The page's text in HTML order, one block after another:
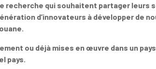
recherche qui souhaitent partager leurs
d’innovateurs à développer de
ou déjà mises en œuvre dans un
pays.